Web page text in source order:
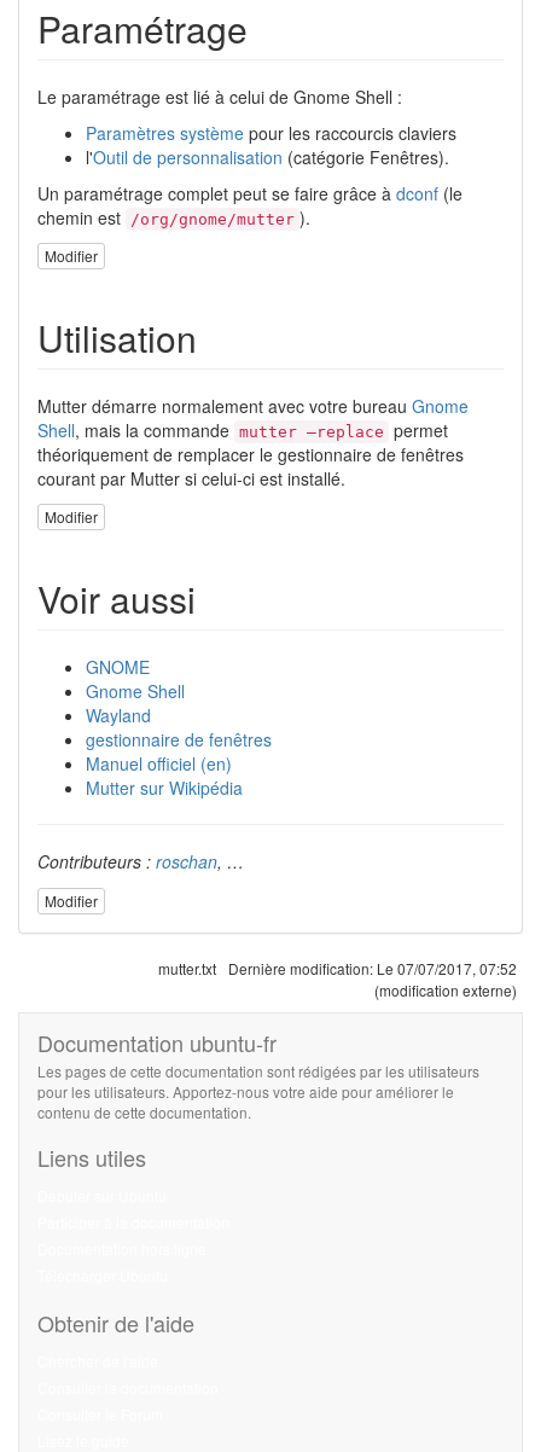
Paramétrage
Le paramétrage est lié à celui de Gnome Shell :
Paramètres système pour les raccourcis claviers
l'Outil de personnalisation (catégorie Fenêtres).
Un paramétrage complet peut se faire grâce à dconf (le
chemin est
/org/gnome/mutter ).
Modifier
Utilisation
Mutter démarre normalement avec votre bureau Gnome
Shell, mais la commande mutter –replace permet
théoriquement de remplacer le gestionnaire de fenêtres
courant par Mutter si celui-ci est installé.
Modifier
Voir aussi
GNOME
Gnome Shell
Wayland
gestionnaire de fenêtres
Manuel officiel (en)
Mutter sur Wikipédia
Contributeurs : roschan, …
Modifier
mutter.txt Dernière modification: Le 07/07/2017, 07:52
(modification externe)
Documentation ubuntu-fr
Les pages de cette documentation sont rédigées par les utilisateurs
pour les utilisateurs. Apportez-nous votre aide pour améliorer le
contenu de cette documentation.
Liens utiles
Obtenir de l'aide